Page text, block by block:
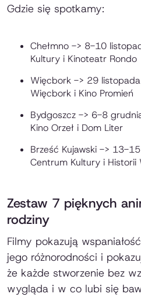
Gdzie się spotkamy:
Chełmno -> 8-10
Kultury i Kinoteatr Rondo
Więcbork -> 29
Więcbork i Kino Promień
Bydgoszcz -> 6-8
Kino Orzeł i Dom Liter
Brześć Kujawski -> 13-
Centrum Kultury i Historii
Zestaw 7 pięknych
rodziny
Filmy pokazują
jego różnorodności i
że każde stworzenie bez
wygląda i w co lubi się